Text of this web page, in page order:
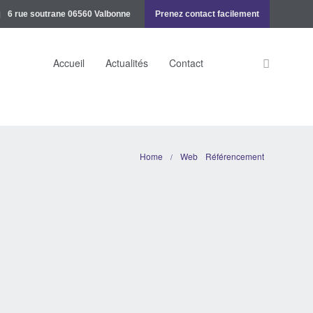
6 rue soutrane 06560 Valbonne Prenez contact facilement
Accueil Actualités Contact
Home / Web Référencement